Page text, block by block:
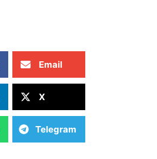
Email
X
Telegram